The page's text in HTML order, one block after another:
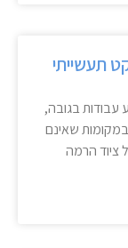
תעשייתי
עבודות בגובה,
שאינם
ציוד הרמה